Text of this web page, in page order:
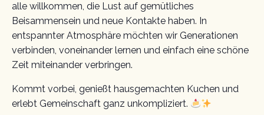
alle willkommen, die Lust auf gemütliches
Beisammensein und neue Kontakte haben. In
entspannter Atmosphäre möchten wir Generationen
verbinden, voneinander lernen und einfach eine schöne
Zeit miteinander verbringen.
Kommt vorbei, genießt hausgemachten Kuchen und
erlebt Gemeinschaft ganz unkompliziert.